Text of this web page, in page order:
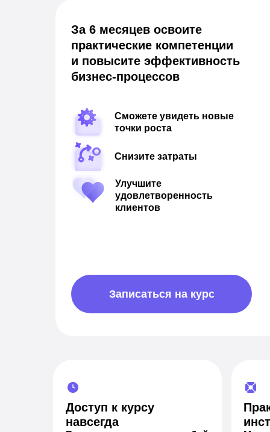
Сможете увидеть новые
точки роста
Снизите затраты
Улучшите
удовлетворенность
клиентов
За 6 месяцев освоите
практические компетенции
и повысите эффективность
бизнес-процессов
Записаться на курс
Доступ к курсу
навсегда